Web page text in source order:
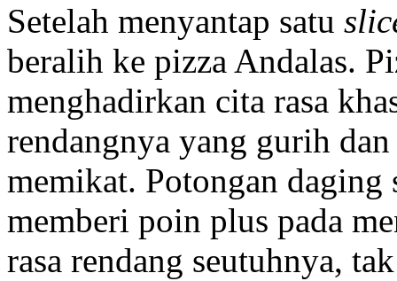
Setelah menyantap satu
beralih ke pizza Andalas.
menghadirkan cita rasa
rendangnya yang gurih
memikat. Potongan
memberi poin plus pada
rasa rendang seutuhnya,